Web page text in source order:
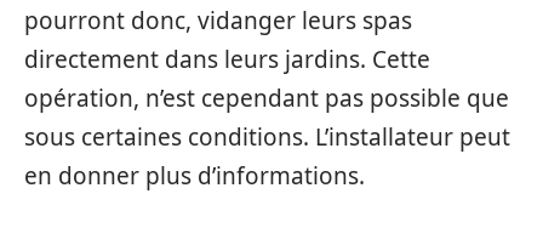
pourront donc, vidanger leurs spas
directement dans leurs jardins. Cette
opération, n’est cependant pas possible que
sous certaines conditions. L’installateur peut
en donner plus d’informations.